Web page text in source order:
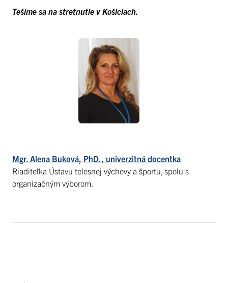
Tešíme sa na stretnutie v Košiciach.
Mgr. Alena Buková, PhD., univerzitná docentka
Riaditeľka Ústavu telesnej výchovy a športu, spolu s
organizačným výborom.